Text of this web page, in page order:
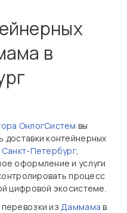
в
ОнлогСистем вы
контейнерных
Санкт-Петербург,
оформление и услуги
процесс
цифровой экосистеме.
изДаммама в